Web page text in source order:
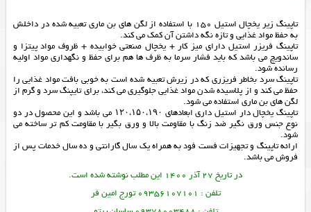
تاپینگ زیر یخچال استیل 150 با استفاده از لگن های بن ماری تعبیه شده در داخلش
به حفظ مواد غذایی و تازه نگه داشتن آن کمک می کند.
تاپینگ فریزر استیل دارای میز کار + یخچال صنعتی خوابیده + ظروف مواد پیتزا و
ساندویچ می باشد که باید فشار سرما به ظرف ها هم برای حفظ و نگهداری مواد اولیه
رسانده شود.
تاپینگ سرد بخاطر فریزری که در زیرش تعبیه شده است به خوبی بافت مواد غذایی را
حفظ می کند و از پلاسیده شدن مواد غذایی جلوگیری می کند، برای تایپنگ سرد و گرم از
لگن های بن ماری استفاده می شود.
تاپینگ یخچال دار استیل داری ابعادهای ۱۲۰،۱۵۰،۱۹۰ می باشد و این محصول در دو
نوع جنس ورق نگیر ضد زنگ با مقاومت بالا و ورق بگیر با مقاومت کم تر ساخته می
شود.
ارائهتاپینگ وتجهیزات فست فودبه همراه یک سال گارانتی و ده سال خدمات پس از
فروش می باشد.
در تاریخ 27 آذر 1400 این مطلب نوشته شده است.
تلفن : 09356107101 تورج امین فر